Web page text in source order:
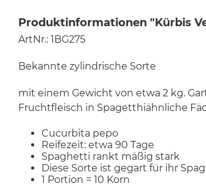
Produktinformationen "Kürbis
ArtNr.: 1BG275
Bekannte zylindrische Sorte
mit einem Gewicht von etwa 2 kg.
Fruchtfleisch in Spagetthiähnliche
Cucurbita pepo
Reifezeit: etwa 90 Tage
Spaghetti rankt mäßig stark
Diese Sorte ist gegart für ihr
1 Portion = 10 Korn